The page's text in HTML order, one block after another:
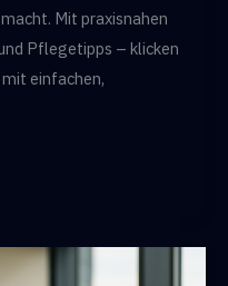
Mit praxisnahen
Pflegetipps – klicken
einfachen,